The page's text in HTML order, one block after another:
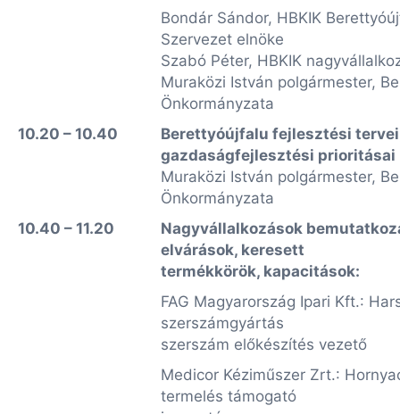
Bondár Sándor, HBKIK
Szervezet elnöke
Szabó Péter, HBKIK
Muraközi István polgármester,
Önkormányzata
10.20 – 10.40
Berettyóújfalu fejlesztési
gazdaságfejlesztési prioritásai
Muraközi István polgármester,
Önkormányzata
10.40 – 11.20
Nagyvállalkozások
elvárások, keresett
termékkörök, kapacitások:
FAG Magyarország Ipari Kft.:
szerszámgyártás
szerszám előkészítés vezető
Medicor Kéziműszer Zrt.:
termelés támogató